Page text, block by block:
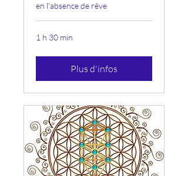
en l'absence de rêve
1 h 30 min
Plus d'infos